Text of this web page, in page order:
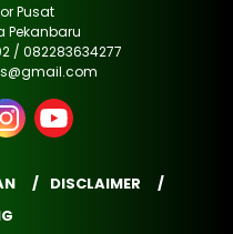
Pusat
Pekanbaru
/ 082283634277
DISCLAIMER